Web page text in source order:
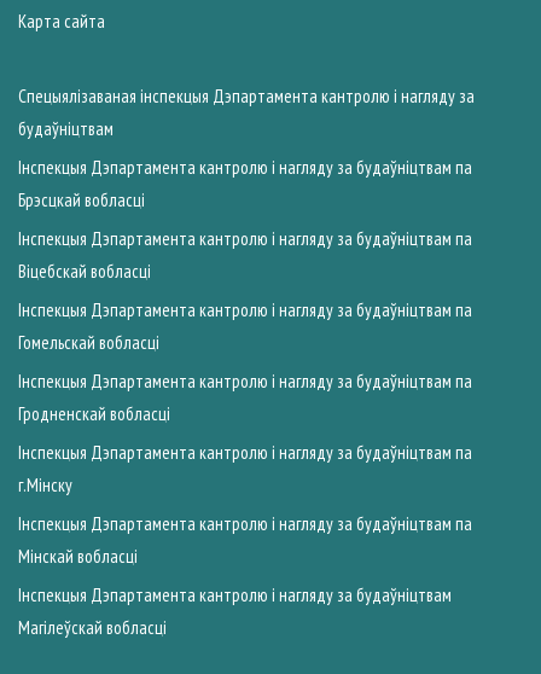
Карта сайта
Спецыялiзаваная iнспекцыя Дэпартамента кантролю і нагляду за
будаўніцтвам
Інспекцыя Дэпартамента кантролю і нагляду за будаўніцтвам па
Брэсцкай вобласцi
Інспекцыя Дэпартамента кантролю і нагляду за будаўніцтвам па
Вiцебскай вобласцi
Інспекцыя Дэпартамента кантролю і нагляду за будаўніцтвам па
Гомельскай вобласцi
Інспекцыя Дэпартамента кантролю і нагляду за будаўніцтвам па
Гродненскай вобласцi
Інспекцыя Дэпартамента кантролю і нагляду за будаўніцтвам па
г.Мiнску
Інспекцыя Дэпартамента кантролю і нагляду за будаўніцтвам па
Мiнскай вобласцi
Інспекцыя Дэпартамента кантролю і нагляду за будаўніцтвам
Магiлеўскай вобласцi